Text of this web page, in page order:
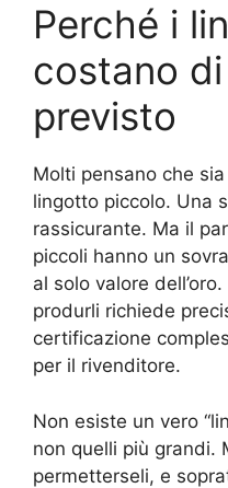
Perché i
costano
previsto
Molti pensano che
lingotto piccolo. Una
rassicurante. Ma il
piccoli hanno un
al solo valore
produrli richiede
certificazione
per il rivenditore.
Non esiste un vero
non quelli più grandi.
permetterseli, e